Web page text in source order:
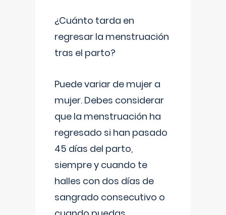
¿Cuánto tarda en
regresar la menstruación
tras el parto?
Puede variar de mujer a
mujer. Debes considerar
que la menstruación ha
regresado si han pasado
45 días del parto,
siempre y cuando te
halles con dos días de
sangrado consecutivo o